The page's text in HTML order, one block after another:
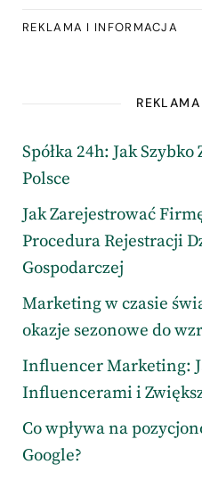
REKLAMA I INFORMACJA
Spółka 24h: Jak Szybko
Polsce
Jak Zarejestrować
Procedura Rejestracji
Gospodarczej
Marketing w czasie
okazje sezonowe do
Influencer Marketing:
Influencerami i
Co wpływa na
Google?